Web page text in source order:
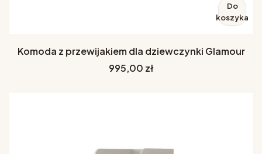
Do
koszyka
Komoda z przewijakiem dla dziewczynki Glamour
Cena
995,00 zł